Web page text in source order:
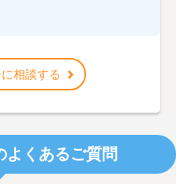
相談する
よくあるご質問